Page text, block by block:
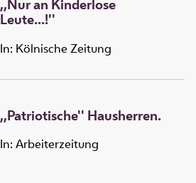
,,Nur an Kinderlose
Leute...!''
In: Kölnische Zeitung
,,Patriotische'' Hausherren.
In: Arbeiterzeitung